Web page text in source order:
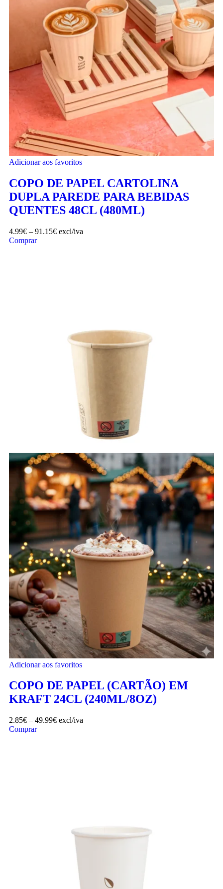
Adicionar aos favoritos
COPO DE PAPEL CARTOLINA
DUPLA PAREDE PARA BEBIDAS
QUENTES 48CL (480ML)
4.99€ – 91.15€ excl/iva
Comprar
Adicionar aos favoritos
COPO DE PAPEL (CARTÃO) EM
KRAFT 24CL (240ML/8OZ)
2.85€ – 49.99€ excl/iva
Comprar